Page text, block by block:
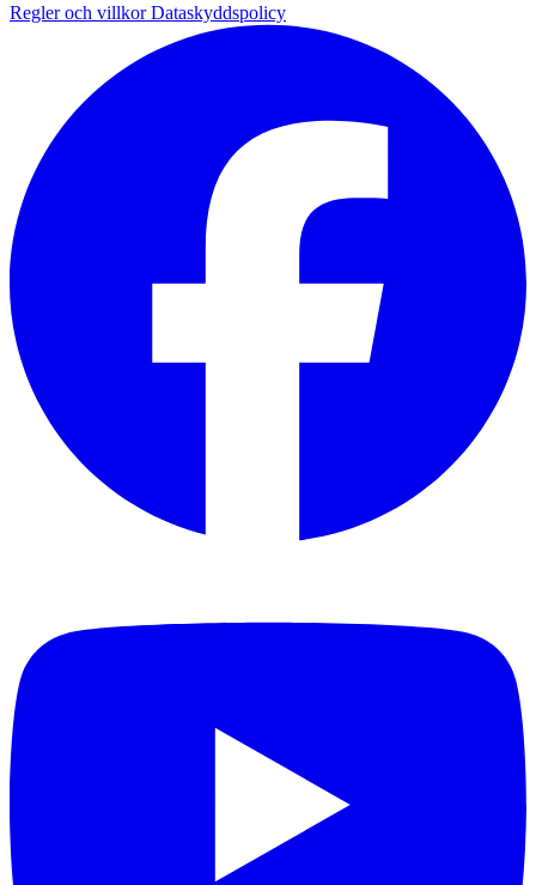
Regler och villkorDataskyddspolicy